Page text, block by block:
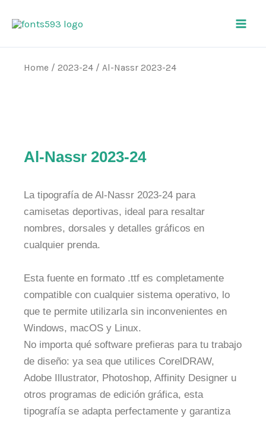
Home / 2023-24 / Al-Nassr 2023-24
Al-Nassr 2023-24
La tipografía de Al-Nassr 2023-24 para
camisetas deportivas, ideal para resaltar
nombres, dorsales y detalles gráficos en
cualquier prenda.
Esta fuente en formato .ttf es completamente
compatible con cualquier sistema operativo, lo
que te permite utilizarla sin inconvenientes en
Windows, macOS y Linux.
No importa qué software prefieras para tu trabajo
de diseño: ya sea que utilices CorelDRAW,
Adobe Illustrator, Photoshop, Affinity Designer u
otros programas de edición gráfica, esta
tipografía se adapta perfectamente y garantiza